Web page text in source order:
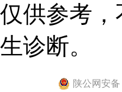
供参考
诊断。
陕公网安备